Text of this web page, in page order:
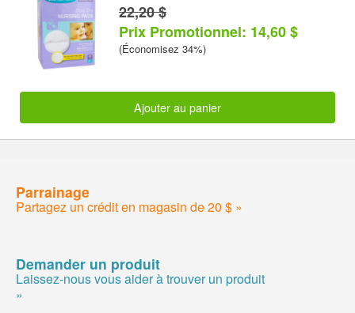
22,20 $
Prix Promotionnel: 14,60 $
(Économisez 34%)
Ajouter au panier
Parrainage
Partagez un crédit en magasin de 20 $ »
Demander un produit
Laissez-nous vous aider à trouver un produit
»